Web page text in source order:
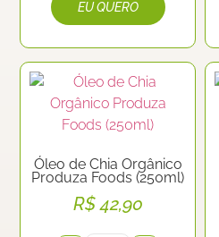
Óleo de Chia Orgânico
Produza Foods (250ml)
R$42,90